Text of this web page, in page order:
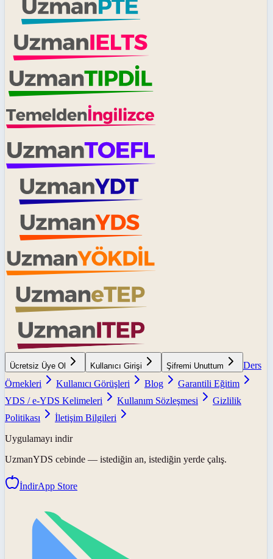
Ücretsiz Üye Ol Kullanıcı Girişi Şifremi Unuttum
Ders
Örnekleri
Kullanıcı Görüşleri Blog
Garantili Eğitim
YDS / e-YDS Kelimeleri
Kullanım Sözleşmesi
Gizlilik
Politikası
İletişim Bilgileri
Uygulamayı indir
UzmanYDS cebinde — istediğin an, istediğin yerde çalış.
İndirApp Store